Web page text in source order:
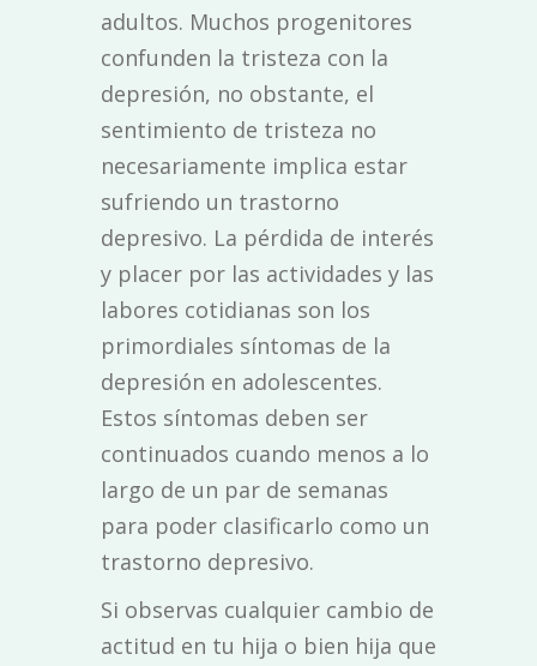
adultos. Muchos progenitores
confunden la tristeza con la
depresión, no obstante, el
sentimiento de tristeza no
necesariamente implica estar
sufriendo un trastorno
depresivo. La pérdida de interés
y placer por las actividades y las
labores cotidianas son los
primordiales síntomas de la
depresión en adolescentes.
Estos síntomas deben ser
continuados cuando menos a lo
largo de un par de semanas
para poder clasificarlo como un
trastorno depresivo.
Si observas cualquier cambio de
actitud en tu hija o bien hija que